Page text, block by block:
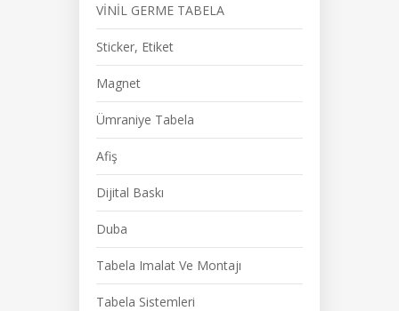
VİNİL GERME TABELA
Sticker, Etiket
Magnet
Ümraniye Tabela
Afiş
Dijital Baskı
Duba
Tabela Imalat Ve Montajı
Tabela Sistemleri